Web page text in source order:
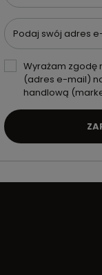
Podaj swój adres
Wyrażam zgodę
(adres e-mail)
handlową